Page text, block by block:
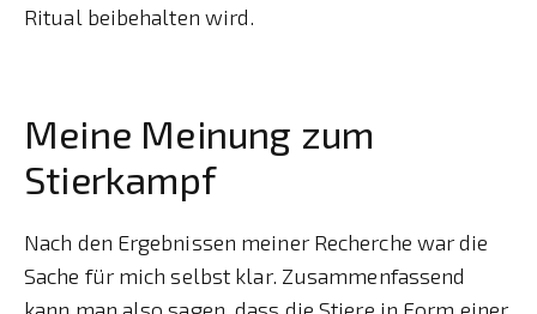
Ritual beibehalten wird.
Meine Meinung zum
Stierkampf
Nach den Ergebnissen meiner Recherche war die
Sache für mich selbst klar. Zusammenfassend